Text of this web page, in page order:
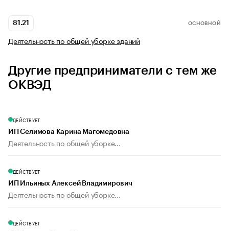
81.21 ОСНОВНОЙ
Деятельность по общей уборке зданий
Другие предприниматели с тем же
ОКВЭД
ДЕЙСТВУЕТ
ИП Селимова Карина Магомедовна
Деятельность по общей уборке...
ДЕЙСТВУЕТ
ИП Ильиных Алексей Владимирович
Деятельность по общей уборке...
ДЕЙСТВУЕТ